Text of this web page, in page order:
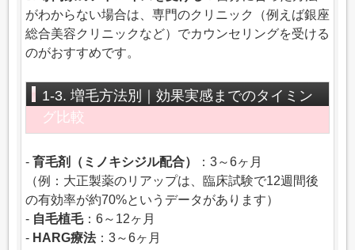
がわからない場合は、専門のクリニック（例えば銀座
総合美容クリニックなど）でカウンセリングを受ける
のがおすすめです。
1-3. 増毛方法別｜効果実感までのタイミン
グ比較
- 育毛剤（ミノキシジル配合）
：3～6ヶ月
（例：大正製薬のリアップは、臨床試験で12週間後
の有効率が約70%というデータがあります）
- 自毛植毛：6～12ヶ月
- HARG療法：3～6ヶ月